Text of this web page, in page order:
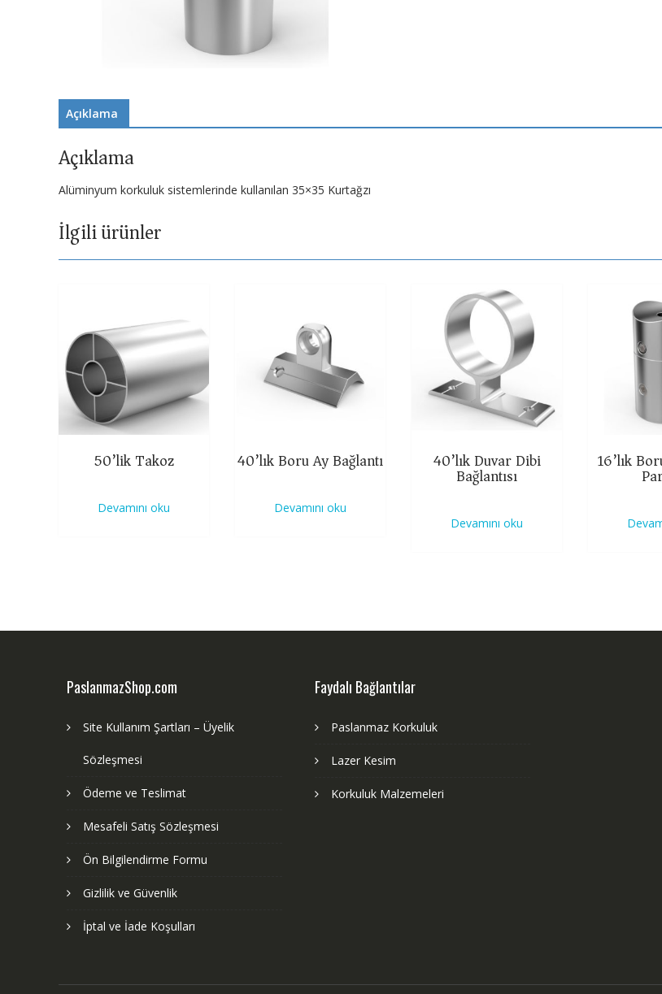
Açıklama
Açıklama
Alüminyum korkuluk sistemlerinde kullanılan 35×35 Kurtağzı
İlgili ürünler
50’lik Takoz
Devamını oku
40’lık Boru Ay Bağlantı
Devamını oku
40’lık Duvar Dibi
Bağlantısı
Devamını oku
16’lık
PaslanmazShop.com
Site Kullanım Şartları – Üyelik
Sözleşmesi
Ödeme ve Teslimat
Mesafeli Satış Sözleşmesi
Ön Bilgilendirme Formu
Gizlilik ve Güvenlik
İptal ve İade Koşulları
Faydalı Bağlantılar
Paslanmaz Korkuluk
Lazer Kesim
Korkuluk Malzemeleri